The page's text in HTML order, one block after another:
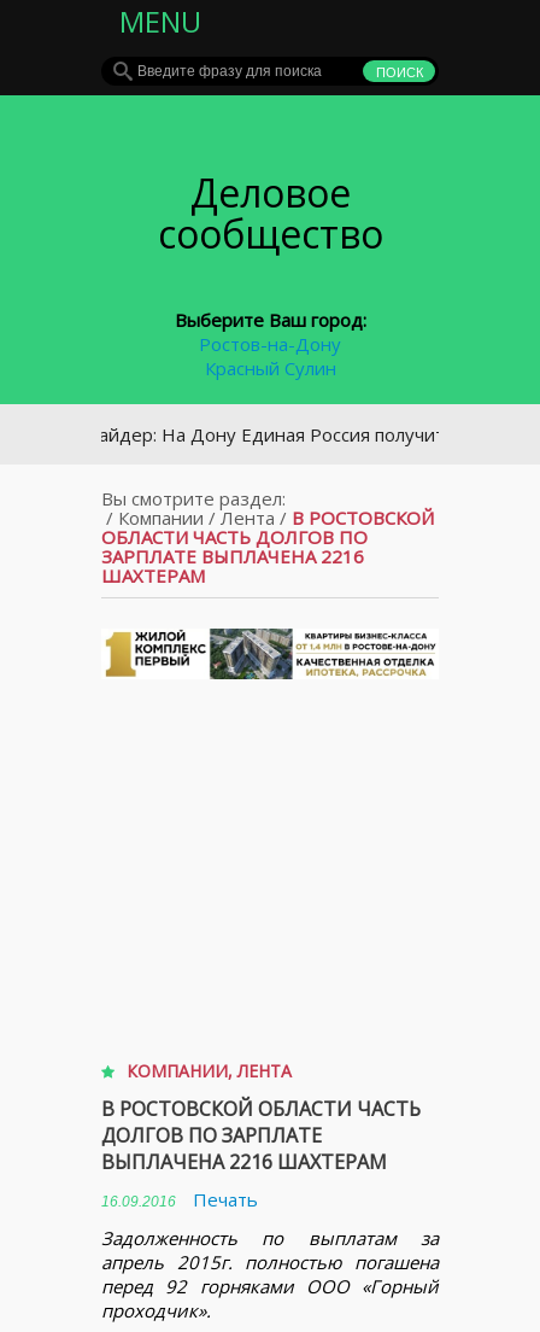
MENU
Деловое
сообщество
Выберите Ваш город:
Ростов-на-Дону
Красный Сулин
Инсайдер: На Дону Единая Россия получит 2 места в
Вы смотрите раздел:
/ Компании /Лента / В РОСТОВСКОЙ
ОБЛАСТИ ЧАСТЬ ДОЛГОВ ПО
ЗАРПЛАТЕ ВЫПЛАЧЕНА 2216
ШАХТЕРАМ
КОМПАНИИ,ЛЕНТА
В РОСТОВСКОЙ ОБЛАСТИ ЧАСТЬ
ДОЛГОВ ПО ЗАРПЛАТЕ
ВЫПЛАЧЕНА 2216 ШАХТЕРАМ
16.09.2016
Печать
Задолженность по выплатам за
апрель 2015г. полностью погашена
перед 92 горняками ООО «Горный
проходчик».